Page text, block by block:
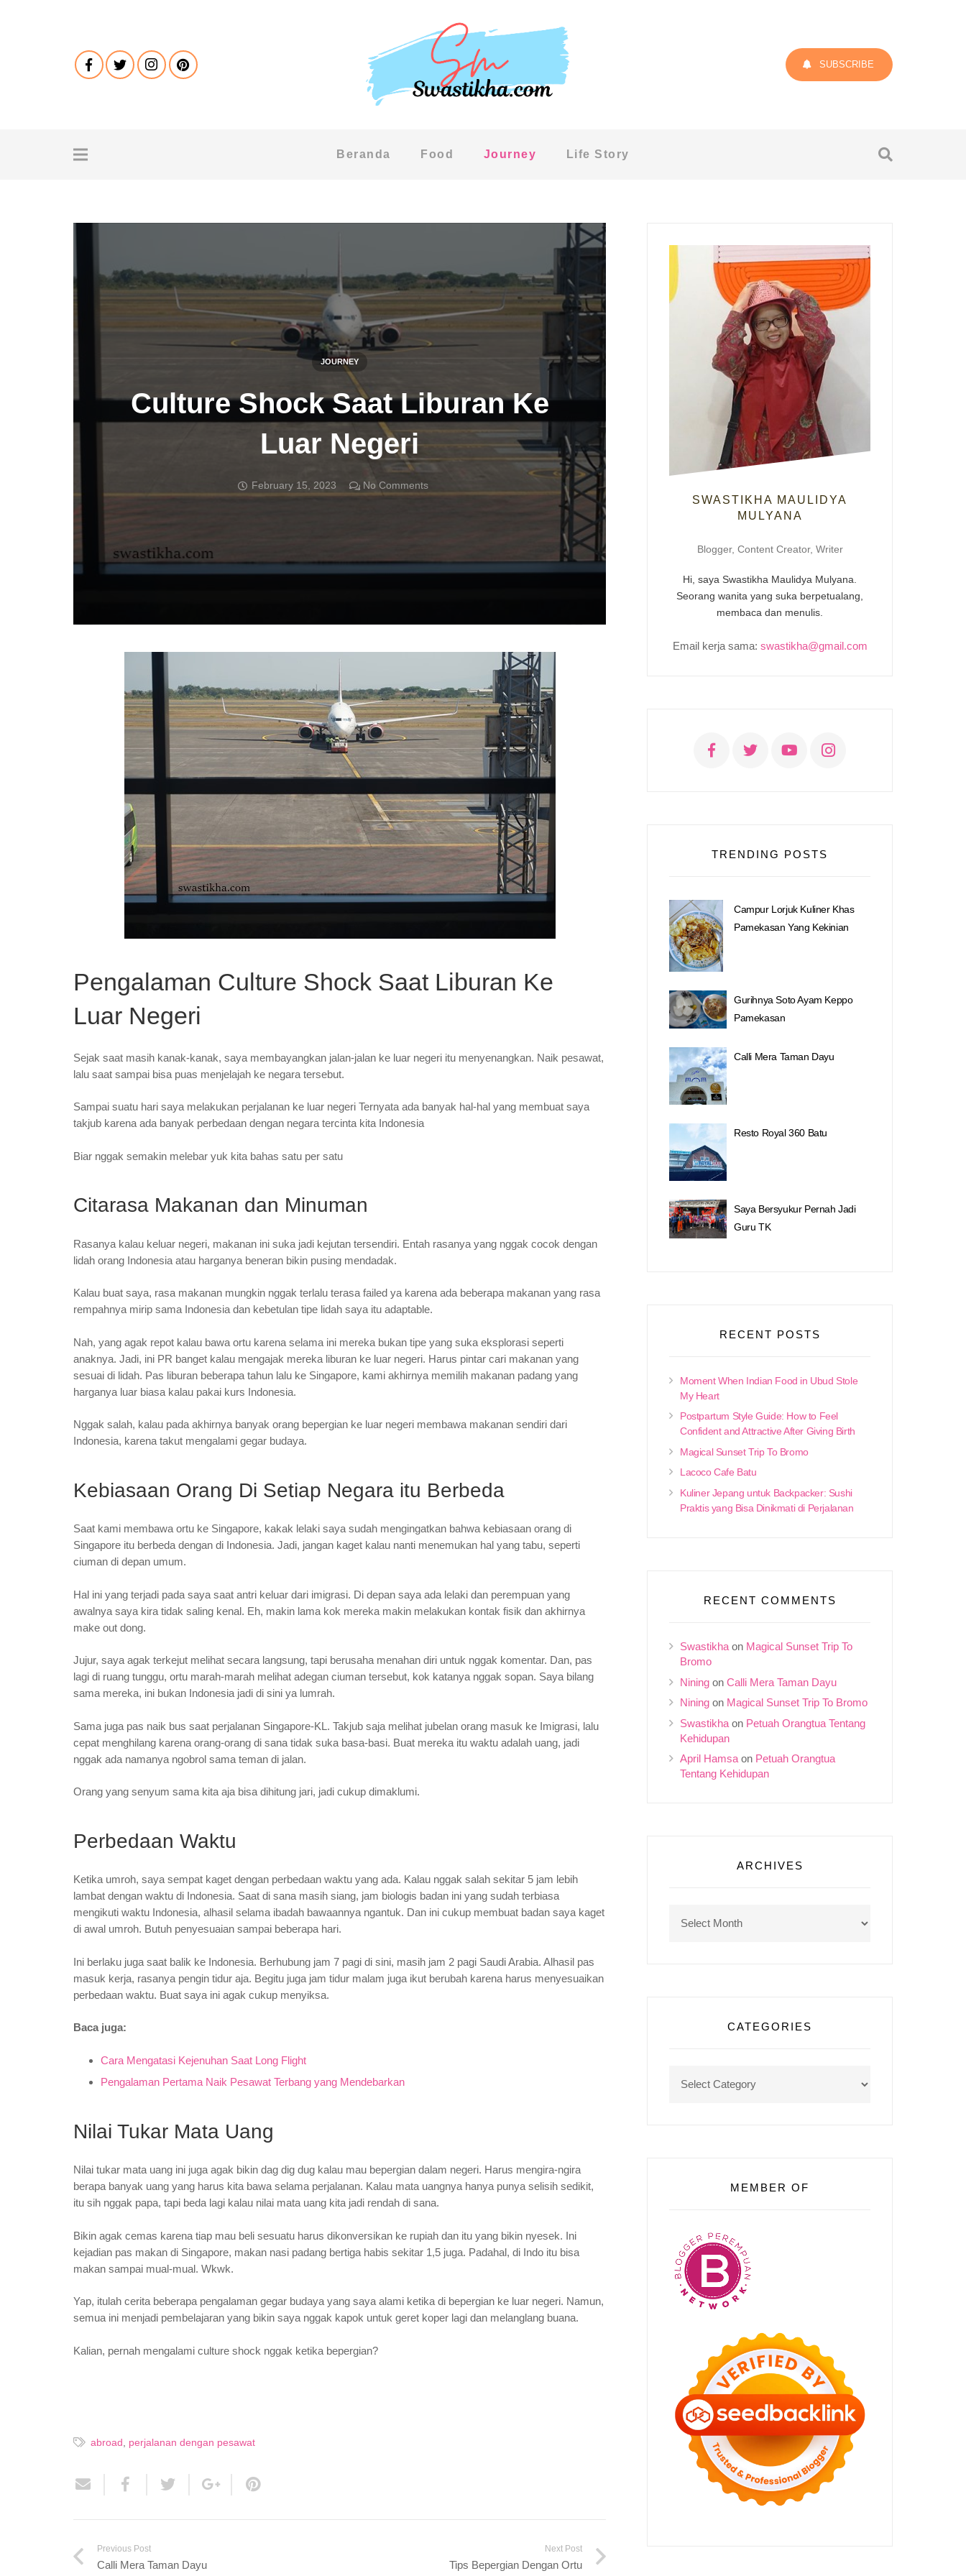
SUBSCRIBE
Beranda Food Journey Life Story
Culture Shock Saat Liburan Ke
Luar Negeri
February 15, 2023
JOURNEY
No Comments
Pengalaman Culture Shock Saat Liburan Ke
Luar Negeri
Sejak saat masih kanak-kanak, saya membayangkan jalan-jalan ke luar negeri itu menyenangkan. Naik pesawat,
lalu saat sampai bisa puas menjelajah ke negara tersebut.
Sampai suatu hari saya melakukan perjalanan ke luar negeri Ternyata ada banyak hal-hal yang membuat saya
takjub karena ada banyak perbedaan dengan negara tercinta kita Indonesia
Biar nggak semakin melebar yuk kita bahas satu per satu
Citarasa Makanan dan Minuman
Rasanya kalau keluar negeri, makanan ini suka jadi kejutan tersendiri. Entah rasanya yang nggak cocok dengan
lidah orang Indonesia atau harganya beneran bikin pusing mendadak.
Kalau buat saya, rasa makanan mungkin nggak terlalu terasa failed ya karena ada beberapa makanan yang rasa
rempahnya mirip sama Indonesia dan kebetulan tipe lidah saya itu adaptable.
Nah, yang agak repot kalau bawa ortu karena selama ini mereka bukan tipe yang suka eksplorasi seperti
anaknya. Jadi, ini PR banget kalau mengajak mereka liburan ke luar negeri. Harus pintar cari makanan yang
sesuai di lidah. Pas liburan beberapa tahun lalu ke Singapore, kami akhirnya memilih makanan padang yang
harganya luar biasa kalau pakai kurs Indonesia.
Nggak salah, kalau pada akhirnya banyak orang bepergian ke luar negeri membawa makanan sendiri dari
Indonesia, karena takut mengalami gegar budaya.
Kebiasaan Orang Di Setiap Negara itu Berbeda
Saat kami membawa ortu ke Singapore, kakak lelaki saya sudah mengingatkan bahwa kebiasaan orang di
Singapore itu berbeda dengan di Indonesia. Jadi, jangan kaget kalau nanti menemukan hal yang tabu, seperti
ciuman di depan umum.
Hal ini yang terjadi pada saya saat antri keluar dari imigrasi. Di depan saya ada lelaki dan perempuan yang
awalnya saya kira tidak saling kenal. Eh, makin lama kok mereka makin melakukan kontak fisik dan akhirnya
make out dong.
Jujur, saya agak terkejut melihat secara langsung, tapi berusaha menahan diri untuk nggak komentar. Dan, pas
lagi di ruang tunggu, ortu marah-marah melihat adegan ciuman tersebut, kok katanya nggak sopan. Saya bilang
sama mereka, ini bukan Indonesia jadi di sini ya lumrah.
Sama juga pas naik bus saat perjalanan Singapore-KL. Takjub saja melihat jubelan orang masuk ke Imigrasi, lalu
cepat menghilang karena orang-orang di sana tidak suka basa-basi. Buat mereka itu waktu adalah uang, jadi
nggak ada namanya ngobrol sama teman di jalan.
Orang yang senyum sama kita aja bisa dihitung jari, jadi cukup dimaklumi.
Perbedaan Waktu
Ketika umroh, saya sempat kaget dengan perbedaan waktu yang ada. Kalau nggak salah sekitar 5 jam lebih
lambat dengan waktu di Indonesia. Saat di sana masih siang, jam biologis badan ini yang sudah terbiasa
mengikuti waktu Indonesia, alhasil selama ibadah bawaannya ngantuk. Dan ini cukup membuat badan saya kaget
di awal umroh. Butuh penyesuaian sampai beberapa hari.
Ini berlaku juga saat balik ke Indonesia. Berhubung jam 7 pagi di sini, masih jam 2 pagi Saudi Arabia. Alhasil pas
masuk kerja, rasanya pengin tidur aja. Begitu juga jam tidur malam juga ikut berubah karena harus menyesuaikan
perbedaan waktu. Buat saya ini agak cukup menyiksa.
Baca juga:
Cara Mengatasi Kejenuhan Saat Long Flight
Pengalaman Pertama Naik Pesawat Terbang yang Mendebarkan
Nilai Tukar Mata Uang
Nilai tukar mata uang ini juga agak bikin dag dig dug kalau mau bepergian dalam negeri. Harus mengira-ngira
berapa banyak uang yang harus kita bawa selama perjalanan. Kalau mata uangnya hanya punya selisih sedikit,
itu sih nggak papa, tapi beda lagi kalau nilai mata uang kita jadi rendah di sana.
Bikin agak cemas karena tiap mau beli sesuatu harus dikonversikan ke rupiah dan itu yang bikin nyesek. Ini
kejadian pas makan di Singapore, makan nasi padang bertiga habis sekitar 1,5 juga. Padahal, di Indo itu bisa
makan sampai mual-mual. Wkwk.
Yap, itulah cerita beberapa pengalaman gegar budaya yang saya alami ketika di bepergian ke luar negeri. Namun,
semua ini menjadi pembelajaran yang bikin saya nggak kapok untuk geret koper lagi dan melanglang buana.
Kalian, pernah mengalami culture shock nggak ketika bepergian?
abroad , perjalanan dengan pesawat
Previous Post
Calli Mera Taman Dayu
Next Post
Tips Bepergian Dengan Ortu
SWASTIKHA MAULIDYA
MULYANA
Blogger, Content Creator, Writer
Hi, saya Swastikha Maulidya Mulyana.
Seorang wanita yang suka berpetualang,
membaca dan menulis.
Email kerja sama: swastikha@gmail.com
TRENDING POSTS
Campur Lorjuk Kuliner Khas
Pamekasan Yang Kekinian
Gurihnya Soto Ayam Keppo
Pamekasan
Calli Mera Taman Dayu
Resto Royal 360 Batu
Saya Bersyukur Pernah Jadi
Guru TK
RECENT POSTS
Moment When Indian Food in Ubud Stole
My Heart
Postpartum Style Guide: How to Feel
Confident and Attractive After Giving Birth
Magical Sunset Trip To Bromo
Lacoco Cafe Batu
Kuliner Jepang untuk Backpacker: Sushi
Praktis yang Bisa Dinikmati di Perjalanan
RECENT COMMENTS
Swastikha on Magical Sunset Trip To
Bromo
Nining on Calli Mera Taman Dayu
Nining on Magical Sunset Trip To Bromo
Swastikha on Petuah Orangtua Tentang
Kehidupan
April Hamsa on Petuah Orangtua
Tentang Kehidupan
ARCHIVES
CATEGORIES
MEMBER OF